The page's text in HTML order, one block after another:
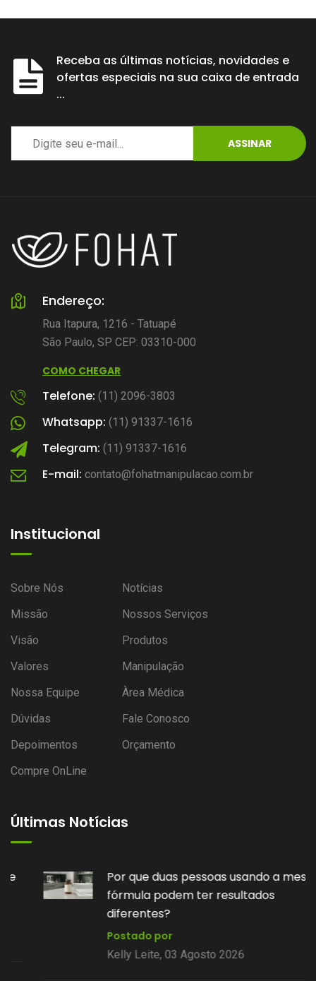
Receba as últimas notícias, novidades e
ofertas especiais na sua caixa de entrada
...
ASSINAR
Endereço:
Rua Itapura, 1216 - Tatuapé
São Paulo, SP CEP: 03310-000
COMO CHEGAR
Telefone: (11) 2096-3803
Whatsapp: (11) 91337-1616
Telegram: (11) 91337-1616
E-mail: contato@fohatmanipulacao.com.br
Institucional
Sobre Nós
Missão
Visão
Valores
Nossa Equipe
Dúvidas
Depoimentos
Compre OnLine
Notícias
Nossos Serviços
Produtos
Manipulação
Àrea Médica
Fale Conosco
Orçamento
Últimas Notícias
Por que duas pessoas usando a mesma
fórmula podem ter resultados
diferentes?
Postado por
Kelly Leite, 03 Agosto 2026